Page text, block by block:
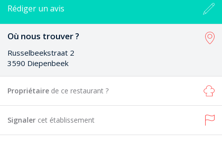
Rédiger un avis
Où nous trouver ?
Russelbeekstraat 2
3590 Diepenbeek
Propriétaire de ce restaurant ?
Signaler cet établissement